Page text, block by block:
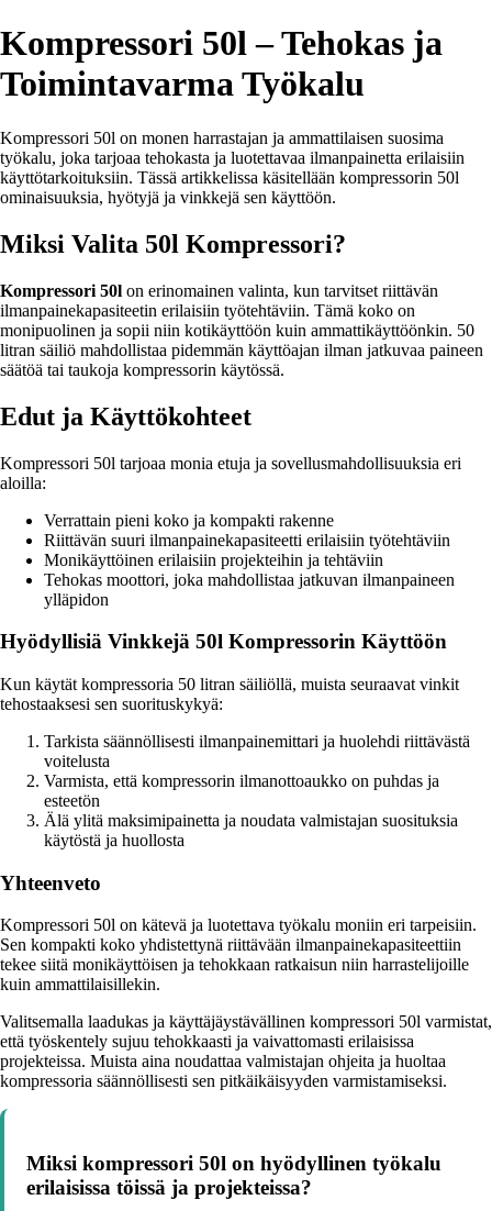
Kompressori 50l – Tehokas ja
Toimintavarma Työkalu
Kompressori 50l on monen harrastajan ja ammattilaisen suosima
työkalu, joka tarjoaa tehokasta ja luotettavaa ilmanpainetta erilaisiin
käyttötarkoituksiin. Tässä artikkelissa käsitellään kompressorin 50l
ominaisuuksia, hyötyjä ja vinkkejä sen käyttöön.
Miksi Valita 50l Kompressori?
Kompressori 50l on erinomainen valinta, kun tarvitset riittävän
ilmanpainekapasiteetin erilaisiin työtehtäviin. Tämä koko on
monipuolinen ja sopii niin kotikäyttöön kuin ammattikäyttöönkin. 50
litran säiliö mahdollistaa pidemmän käyttöajan ilman jatkuvaa paineen
säätöä tai taukoja kompressorin käytössä.
Edut ja Käyttökohteet
Kompressori 50l tarjoaa monia etuja ja sovellusmahdollisuuksia eri
aloilla:
Verrattain pieni koko ja kompakti rakenne
Riittävän suuri ilmanpainekapasiteetti erilaisiin työtehtäviin
Monikäyttöinen erilaisiin projekteihin ja tehtäviin
Tehokas moottori, joka mahdollistaa jatkuvan ilmanpaineen
ylläpidon
Hyödyllisiä Vinkkejä 50l Kompressorin Käyttöön
Kun käytät kompressoria 50 litran säiliöllä, muista seuraavat vinkit
tehostaaksesi sen suorituskykyä:
Tarkista säännöllisesti ilmanpainemittari ja huolehdi riittävästä
voitelusta
Varmista, että kompressorin ilmanottoaukko on puhdas ja
esteetön
Älä ylitä maksimipainetta ja noudata valmistajan suosituksia
käytöstä ja huollosta
Yhteenveto
Kompressori 50l on kätevä ja luotettava työkalu moniin eri tarpeisiin.
Sen kompakti koko yhdistettynä riittävään ilmanpainekapasiteettiin
tekee siitä monikäyttöisen ja tehokkaan ratkaisun niin harrastelijoille
kuin ammattilaisillekin.
Valitsemalla laadukas ja käyttäjäystävällinen kompressori 50l varmistat,
että työskentely sujuu tehokkaasti ja vaivattomasti erilaisissa
projekteissa. Muista aina noudattaa valmistajan ohjeita ja huoltaa
kompressoria säännöllisesti sen pitkäikäisyyden varmistamiseksi.
Miksi kompressori 50l on hyödyllinen työkalu
erilaisissa töissä ja projekteissa?